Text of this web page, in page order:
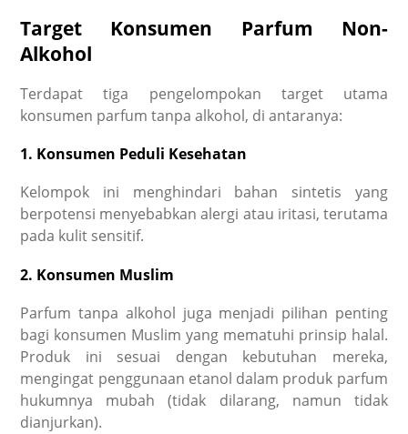
Target Konsumen Parfum Non-
Alkohol
Terdapat tiga pengelompokan target utama
konsumen parfum tanpa alkohol, di antaranya:
1. Konsumen Peduli Kesehatan
Kelompok ini menghindari bahan sintetis yang
berpotensi menyebabkan alergi atau iritasi, terutama
pada kulit sensitif.
2. Konsumen Muslim
Parfum tanpa alkohol juga menjadi pilihan penting
bagi konsumen Muslim yang mematuhi prinsip halal.
Produk ini sesuai dengan kebutuhan mereka,
mengingat penggunaan etanol dalam produk parfum
hukumnya mubah (tidak dilarang, namun tidak
dianjurkan).